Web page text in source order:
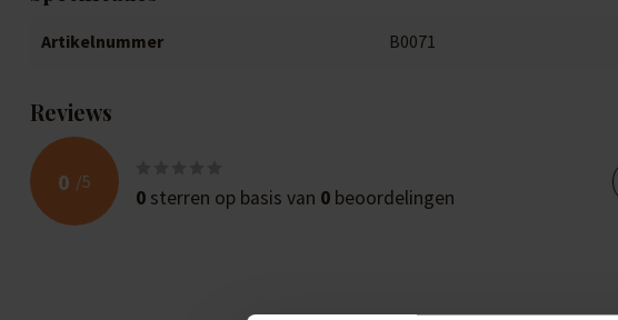
Artikelnummer B0071
Reviews
0 /5
0 sterren op basis van 0 beoordelingen